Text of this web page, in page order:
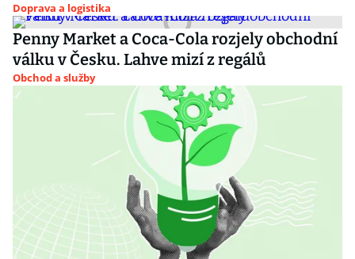
Doprava a logistika
Penny Market a Coca-Cola rozjely obchodní
válku v Česku. Lahve mizí z regálů
Obchod a služby